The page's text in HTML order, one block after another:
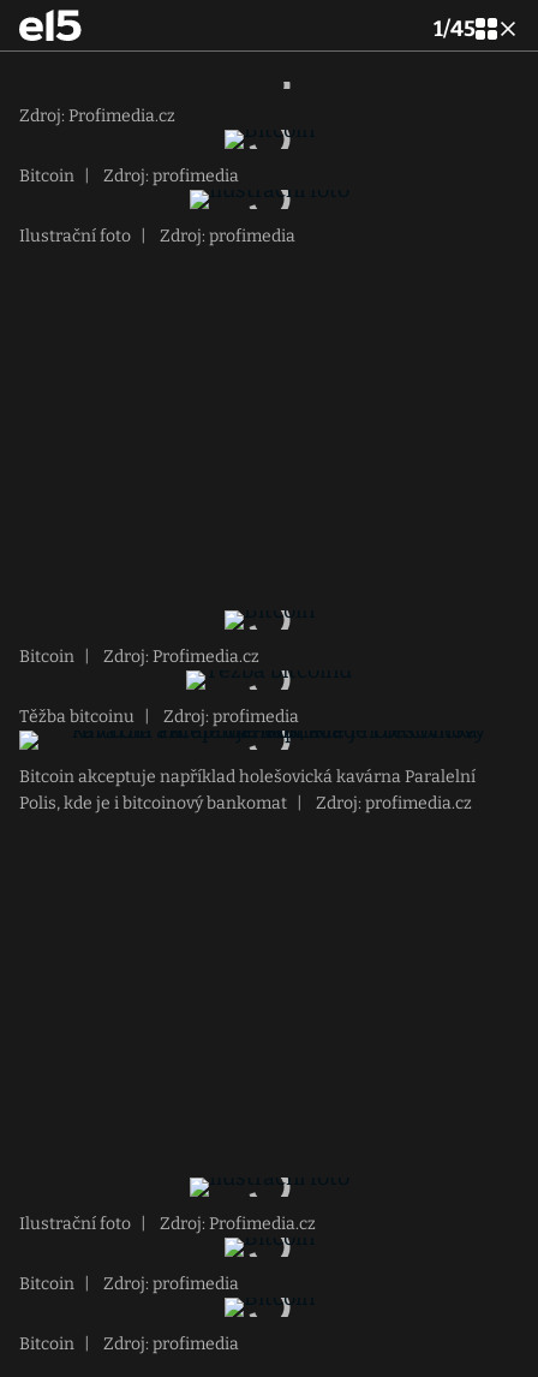
1/45
Zdroj: Profimedia.cz
Bitcoin Zdroj: profimedia
Ilustrační foto Zdroj: profimedia
Bitcoin Zdroj: Profimedia.cz
Těžba bitcoinu Zdroj: profimedia
Bitcoin akceptuje například holešovická kavárna Paralelní
Polis, kde je i bitcoinový bankomat
Zdroj: profimedia.cz
Ilustrační foto Zdroj: Profimedia.cz
Bitcoin Zdroj: profimedia
Bitcoin Zdroj: profimedia